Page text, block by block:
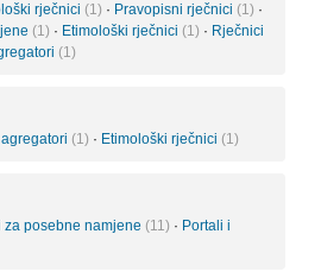
rječnici (1) · Pravopisni rječnici (1) ·
(1) · Etimološki rječnici (1) · Rječnici
(1)
(1) · Etimološki rječnici (1)
za posebne namjene (11) · Portali i